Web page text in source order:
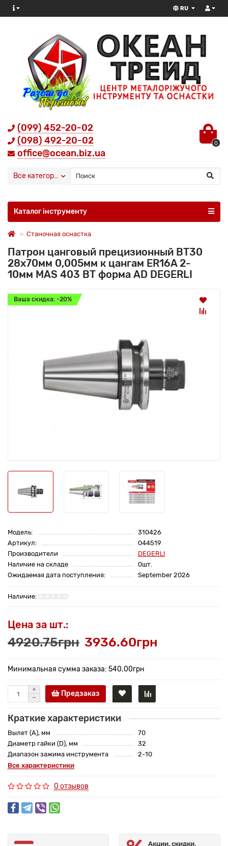
RU
(099) 452-20-02
(098) 492-20-02
office@ocean.biz.ua
0
Все категории
Каталог інструменту
Станочная оснастка
Патрон цанговый прецизионный BT30
28x70мм 0,005мм к цангам ER16A 2-
10мм MAS 403 BT форма AD DEGERLI
Ваша скидка: -20%
Модель:
310426
Артикул:
044519
Производители
DEGERLI
Наличие на складе
0шт.
Ожидаемая дата поступления:
September 2026
Цена за шт.:
4920.75грн 3936.60грн
Минимальная сумма заказа: 540.00грн
Предзаказ
Краткие характеристики
Вылет (A), мм
70
Диаметр гайки (D), мм
32
Диапазон зажима инструмента
2-10
Все характеристики
0 отзывов
Акции, скидки,